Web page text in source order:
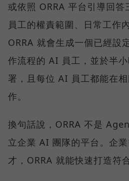
或依照 ORRA 平台引導回
員工的權責範圍、日常工作
ORRA 就會生成一個已經設
作流程的 AI 員工，並於半
署，且每位 AI 員工都能在
作。
換句話說，ORRA 不是
立企業 AI 團隊的平台。企
才，ORRA 就能快速打造符